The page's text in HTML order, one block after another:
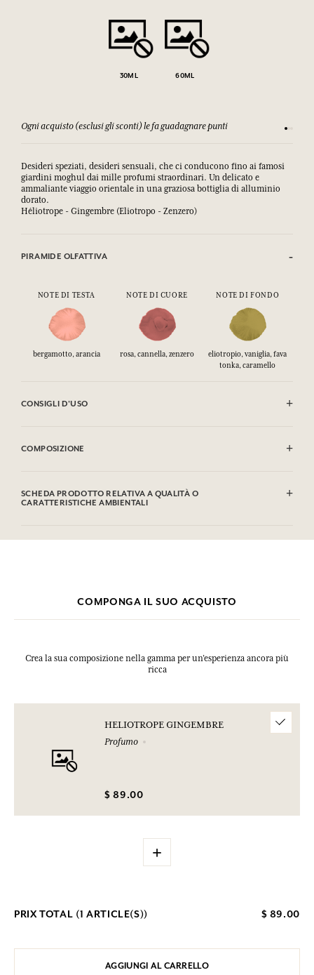
30ML 60ML
Ogni acquisto (esclusi gli sconti) le fa guadagnare punti
Desideri speziati, desideri sensuali, che ci conducono fino ai famosi
giardini moghul dai mille profumi straordinari. Un delicato e
ammaliante viaggio orientale in una graziosa bottiglia di alluminio
dorato.
Héliotrope - Gingembre (Eliotropo - Zenzero)
PIRAMIDE OLFATTIVA
NOTE DI TESTA NOTE DI CUORE NOTE DI FONDO
bergamotto, arancia rosa, cannella, zenzero
eliotropio, vaniglia, fava
tonka, caramello
CONSIGLI D'USO
COMPOSIZIONE
Linalool, Limonene, Geraniol, Citral, Cinnamal, Eugenol,
Coumarin, Citronellol. Questa lista può essere oggetto di modifiche,
SCHEDA PRODOTTO RELATIVA A QUALITÀ O
CARATTERISTICHE AMBIENTALI
Si prega di consultare le qualità o le caratteristiche ambientali
COMPONGA IL SUO ACQUISTO
Crea la sua composizione nella gamma per un’esperienza ancora più
ricca
HELIOTROPE GINGEMBRE
Profumo
$ 89.00
+
PRIX TOTAL (1 ARTICLE(S)) $ 89.00
AGGIUNGI AL CARRELLO